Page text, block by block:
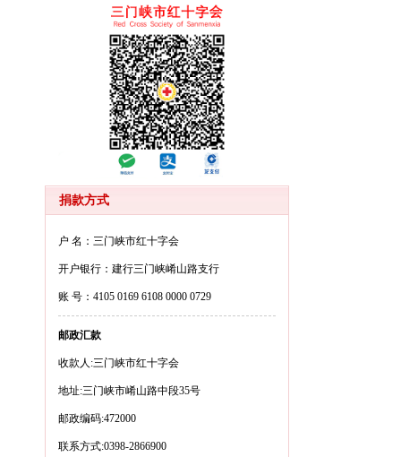
捐款方式
户 名：三门峡市红十字会
开户银行：建行三门峡崤山路支行
账 号：4105 0169 6108 0000 0729
邮政汇款
收款人:三门峡市红十字会
地址:三门峡市崤山路中段35号
邮政编码:472000
联系方式:0398-2866900